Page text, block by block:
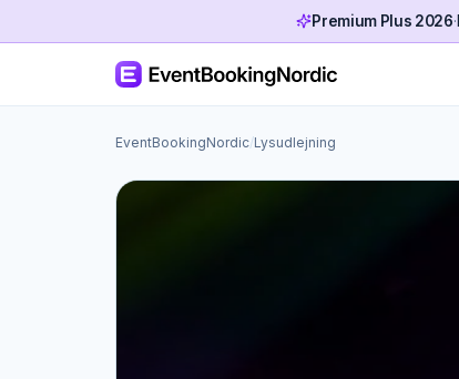
Premium Plus 2026·
EventBookingNordic/Lysudlejning